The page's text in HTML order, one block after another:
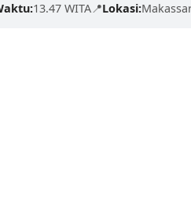
13.47 WITA📍Lokasi: